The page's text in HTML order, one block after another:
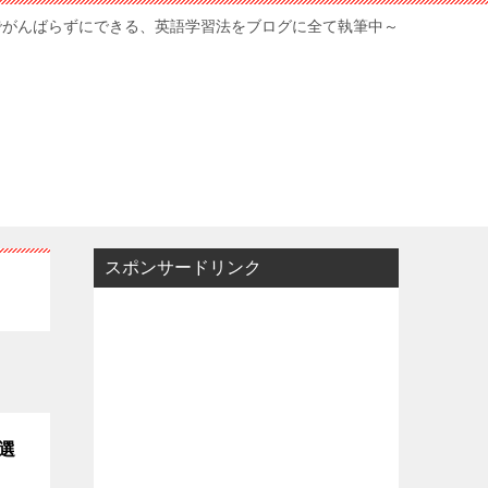
んばらずにできる、英語学習法をブログに全て執筆中～
スポンサードリンク